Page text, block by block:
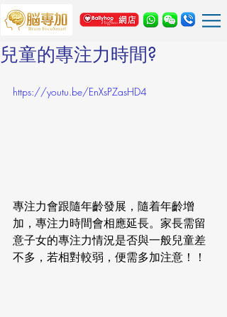
兒童的專注力時間?
https://youtu.be/EnXsPZasHD4
專注力會跟隨年齡發展，隨着年齡增
加，專注力時間會相應延長。家長需留
意子女的專注力情況是否與一般兒童差
不多，若相對較弱，便需多加注意！！